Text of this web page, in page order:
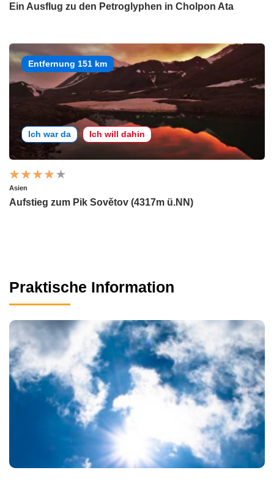
Ein Ausflug zu den Petroglyphen in Cholpon Ata
Entfernung 151 km
Ich war da Ich will dahin
Asien
Aufstieg zum Pik Sovětov (4317m ü.NN)
Praktische Information